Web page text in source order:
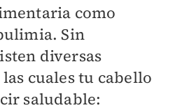
como
Sin
diversas
cuales tu cabello
saludable: